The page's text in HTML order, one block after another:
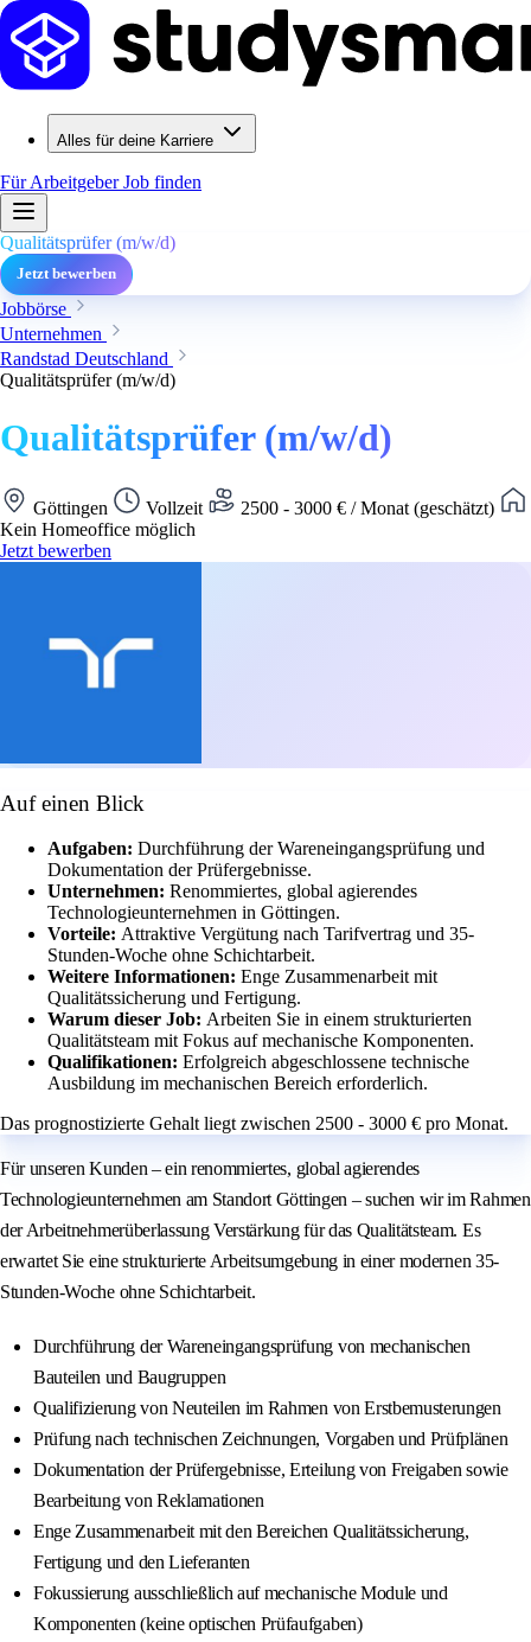
Alles für deine Karriere
Für ArbeitgeberJob finden
Qualitätsprüfer (m/w/d)
Jetzt bewerben
Jobbörse
Unternehmen
Randstad Deutschland
Qualitätsprüfer (m/w/d)
Qualitätsprüfer (m/w/d)
Göttingen Vollzeit
2500 - 3000 € / Monat (geschätzt)
Kein Homeoffice möglich
Jetzt bewerben
Auf einen Blick
Aufgaben: Durchführung der Wareneingangsprüfung und
Dokumentation der Prüfergebnisse.
Unternehmen: Renommiertes, global agierendes
Technologieunternehmen in Göttingen.
Vorteile: Attraktive Vergütung nach Tarifvertrag und 35-
Stunden-Woche ohne Schichtarbeit.
Weitere Informationen: Enge Zusammenarbeit mit
Qualitätssicherung und Fertigung.
Warum dieser Job: Arbeiten Sie in einem strukturierten
Qualitätsteam mit Fokus auf mechanische Komponenten.
Qualifikationen: Erfolgreich abgeschlossene technische
Ausbildung im mechanischen Bereich erforderlich.
Das prognostizierte Gehalt liegt zwischen 2500 - 3000 € pro Monat.
Für unseren Kunden – ein renommiertes, global agierendes
Technologieunternehmen am Standort Göttingen – suchen wir im Rahmen
der Arbeitnehmerüberlassung Verstärkung für das Qualitätsteam. Es
erwartet Sie eine strukturierte Arbeitsumgebung in einer modernen 35-
Stunden-Woche ohne Schichtarbeit.
Durchführung der Wareneingangsprüfung von mechanischen
Bauteilen und Baugruppen
Qualifizierung von Neuteilen im Rahmen von Erstbemusterungen
Prüfung nach technischen Zeichnungen, Vorgaben und Prüfplänen
Dokumentation der Prüfergebnisse, Erteilung von Freigaben sowie
Bearbeitung von Reklamationen
Enge Zusammenarbeit mit den Bereichen Qualitätssicherung,
Fertigung und den Lieferanten
Fokussierung ausschließlich auf mechanische Module und
Komponenten (keine optischen Prüfaufgaben)